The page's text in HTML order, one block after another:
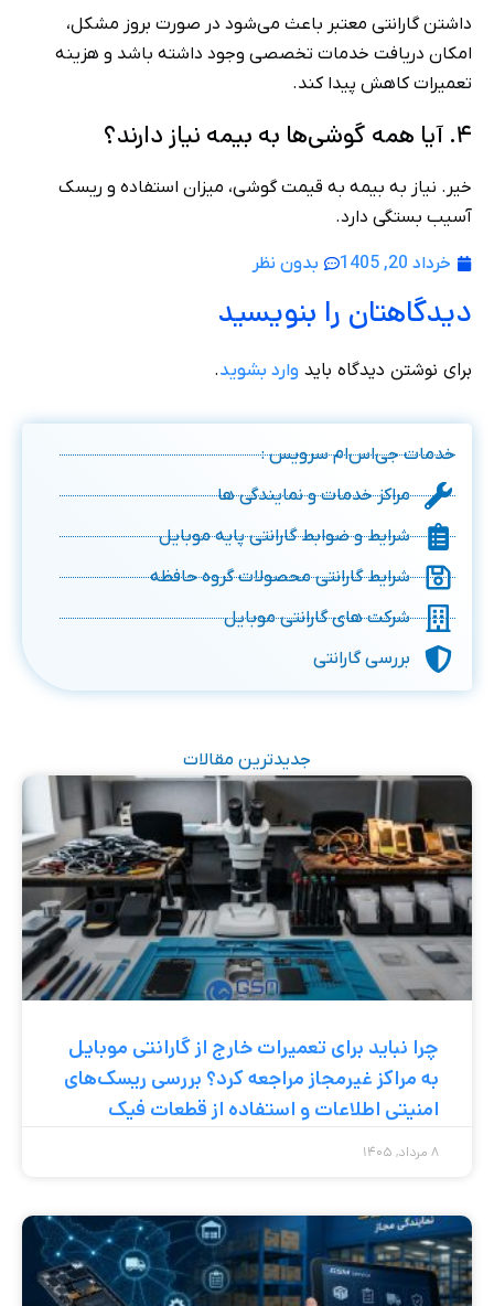
داشتن گارانتی معتبر باعث می‌شود در صورت بروز مشکل،
امکان دریافت خدمات تخصصی وجود داشته باشد و هزینه
تعمیرات کاهش پیدا کند.
۴. آیا همه گوشی‌ها به بیمه نیاز دارند؟
خیر. نیاز به بیمه به قیمت گوشی، میزان استفاده و ریسک
آسیب بستگی دارد.
خرداد 20, 1405 بدون نظر
دیدگاهتان را بنویسید
برای نوشتن دیدگاه باید وارد بشوید.
خدمات جی‌اس‌ام سرویس :
مراکز خدمات و نمایندگی ها
شرایط و ضوابط گارانتی پایه موبایل
شرایط گارانتی محصولات گروه حافظه
شرکت های گارانتی موبایل
بررسی گارانتی
جدیدترین مقالات
چرا نباید برای تعمیرات خارج از گارانتی موبایل
به مراکز غیرمجاز مراجعه کرد؟ بررسی ریسک‌های
امنیتی اطلاعات و استفاده از قطعات فیک
۸ مرداد, ۱۴۰۵